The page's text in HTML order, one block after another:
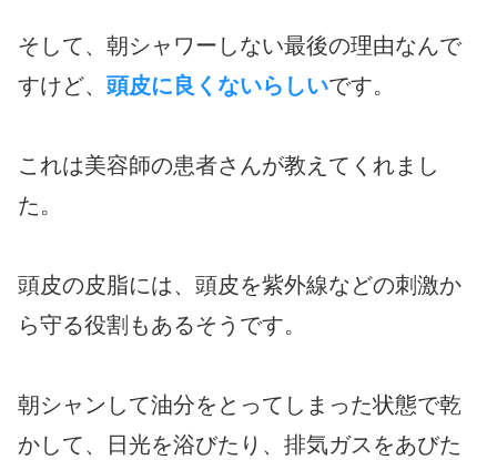
そして、朝シャワーしない最後の理由なんで
すけど、 頭皮に良くないらしいです。
これは美容師の患者さんが教えてくれまし
た。
頭皮の皮脂には、頭皮を紫外線などの刺激か
ら守る役割もあるそうです。
朝シャンして油分をとってしまった状態で乾
かして、日光を浴びたり、排気ガスをあびた